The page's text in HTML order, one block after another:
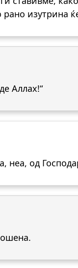
изутрина
Аллах!“
неа, од